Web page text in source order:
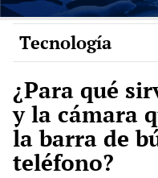
Tecnología
¿Para qué
y la cámara
la barra de
teléfono?